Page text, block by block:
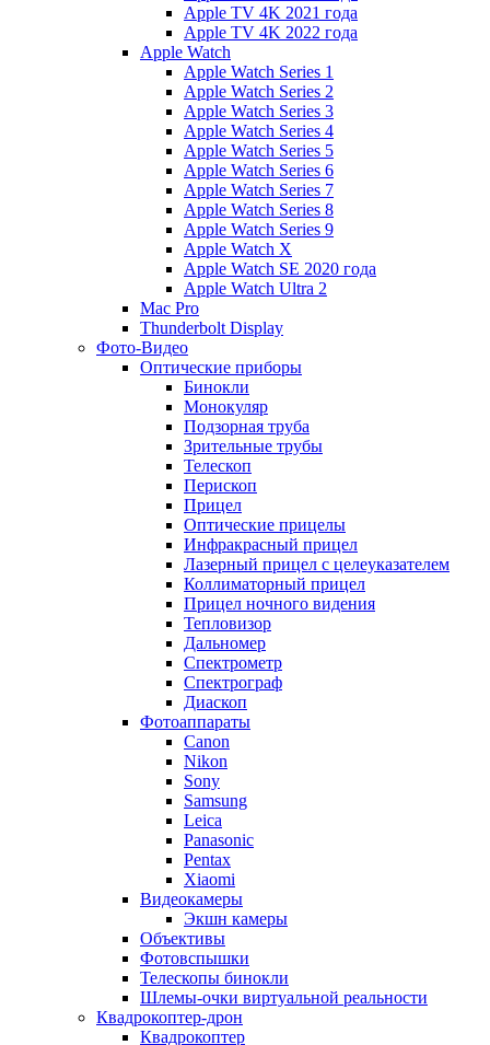
Apple TV 4K 2021 года
Apple TV 4K 2022 года
Apple Watch
Apple Watch Series 1
Apple Watch Series 2
Apple Watch Series 3
Apple Watch Series 4
Apple Watch Series 5
Apple Watch Series 6
Apple Watch Series 7
Apple Watch Series 8
Apple Watch Series 9
Apple Watch X
Apple Watch SE 2020 года
Apple Watch Ultra 2
Mac Pro
Thunderbolt Display
Фото-Видео
Оптические приборы
Бинокли
Монокуляр
Подзорная труба
Зрительные трубы
Телескоп
Перископ
Прицел
Оптические прицелы
Инфракрасный прицел
Лазерный прицел с целеуказателем
Коллиматорный прицел
Прицел ночного видения
Тепловизор
Дальномер
Спектрометр
Спектрограф
Диаскоп
Фотоаппараты
Canon
Nikon
Sony
Samsung
Leica
Panasonic
Pentax
Xiaomi
Видеокамеры
Экшн камеры
Объективы
Фотовспышки
Телескопы бинокли
Шлемы-очки виртуальной реальности
Квадрокоптер-дрон
Квадрокоптер